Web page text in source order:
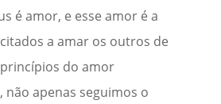
é amor, e esse amor é a
a amar os outros de
do amor
apenas seguimos o